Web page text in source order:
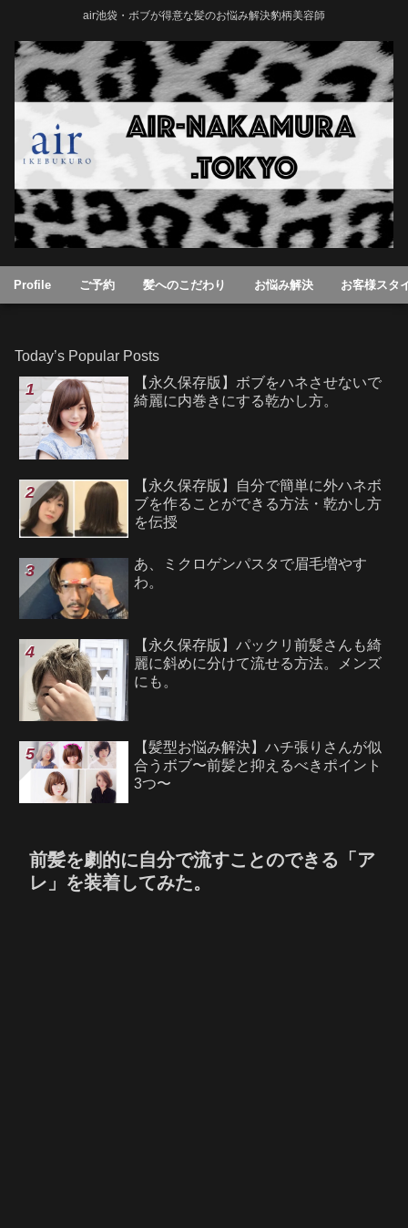
air池袋・ボブが得意な髪のお悩み解決豹柄美容師
Profile ご予約 髪へのこだわり お悩み解決 お客様スタ
Today’s Popular Posts
【永久保存版】ボブをハネさせないで
綺麗に内巻きにする乾かし方。
【永久保存版】自分で簡単に外ハネボ
ブを作ることができる方法・乾かし方
を伝授
あ、ミクロゲンパスタで眉毛増やす
わ。
【永久保存版】パックリ前髪さんも綺
麗に斜めに分けて流せる方法。メンズ
にも。
【髪型お悩み解決】ハチ張りさんが似
合うボブ〜前髪と抑えるべきポイント
3つ〜
前髪を劇的に自分で流すことのできる「ア
レ」を装着してみた。